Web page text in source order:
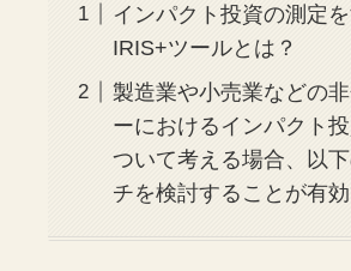
インパクト投資の測定
IRIS+ツールとは？
製造業や小売業などの
ーにおけるインパクト
ついて考える場合、以
チを検討することが有効